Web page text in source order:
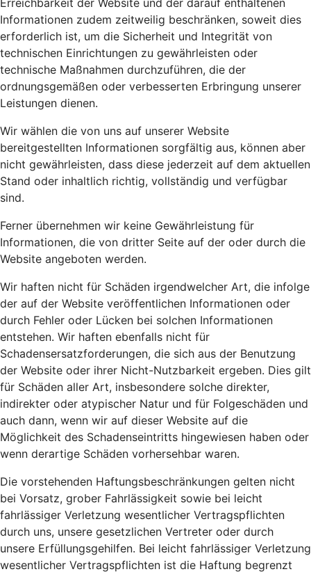
Erreichbarkeit der Website und der darauf enthaltenen
Informationen zudem zeitweilig beschränken, soweit dies
erforderlich ist, um die Sicherheit und Integrität von
technischen Einrichtungen zu gewährleisten oder
technische Maßnahmen durchzuführen, die der
ordnungsgemäßen oder verbesserten Erbringung unserer
Leistungen dienen.
Wir wählen die von uns auf unserer Website
bereitgestellten Informationen sorgfältig aus, können aber
nicht gewährleisten, dass diese jederzeit auf dem aktuellen
Stand oder inhaltlich richtig, vollständig und verfügbar
sind.
Ferner übernehmen wir keine Gewährleistung für
Informationen, die von dritter Seite auf der oder durch die
Website angeboten werden.
Wir haften nicht für Schäden irgendwelcher Art, die infolge
der auf der Website veröffentlichen Informationen oder
durch Fehler oder Lücken bei solchen Informationen
entstehen. Wir haften ebenfalls nicht für
Schadensersatzforderungen, die sich aus der Benutzung
der Website oder ihrer Nicht-Nutzbarkeit ergeben. Dies gilt
für Schäden aller Art, insbesondere solche direkter,
indirekter oder atypischer Natur und für Folgeschäden und
auch dann, wenn wir auf dieser Website auf die
Möglichkeit des Schadenseintritts hingewiesen haben oder
wenn derartige Schäden vorhersehbar waren.
Die vorstehenden Haftungsbeschränkungen gelten nicht
bei Vorsatz, grober Fahrlässigkeit sowie bei leicht
fahrlässiger Verletzung wesentlicher Vertragspflichten
durch uns, unsere gesetzlichen Vertreter oder durch
unsere Erfüllungsgehilfen. Bei leicht fahrlässiger Verletzung
wesentlicher Vertragspflichten ist die Haftung begrenzt